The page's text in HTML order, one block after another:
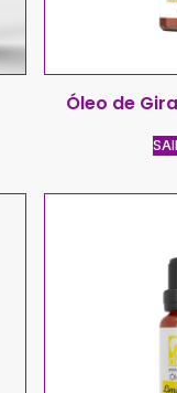
Óleo de